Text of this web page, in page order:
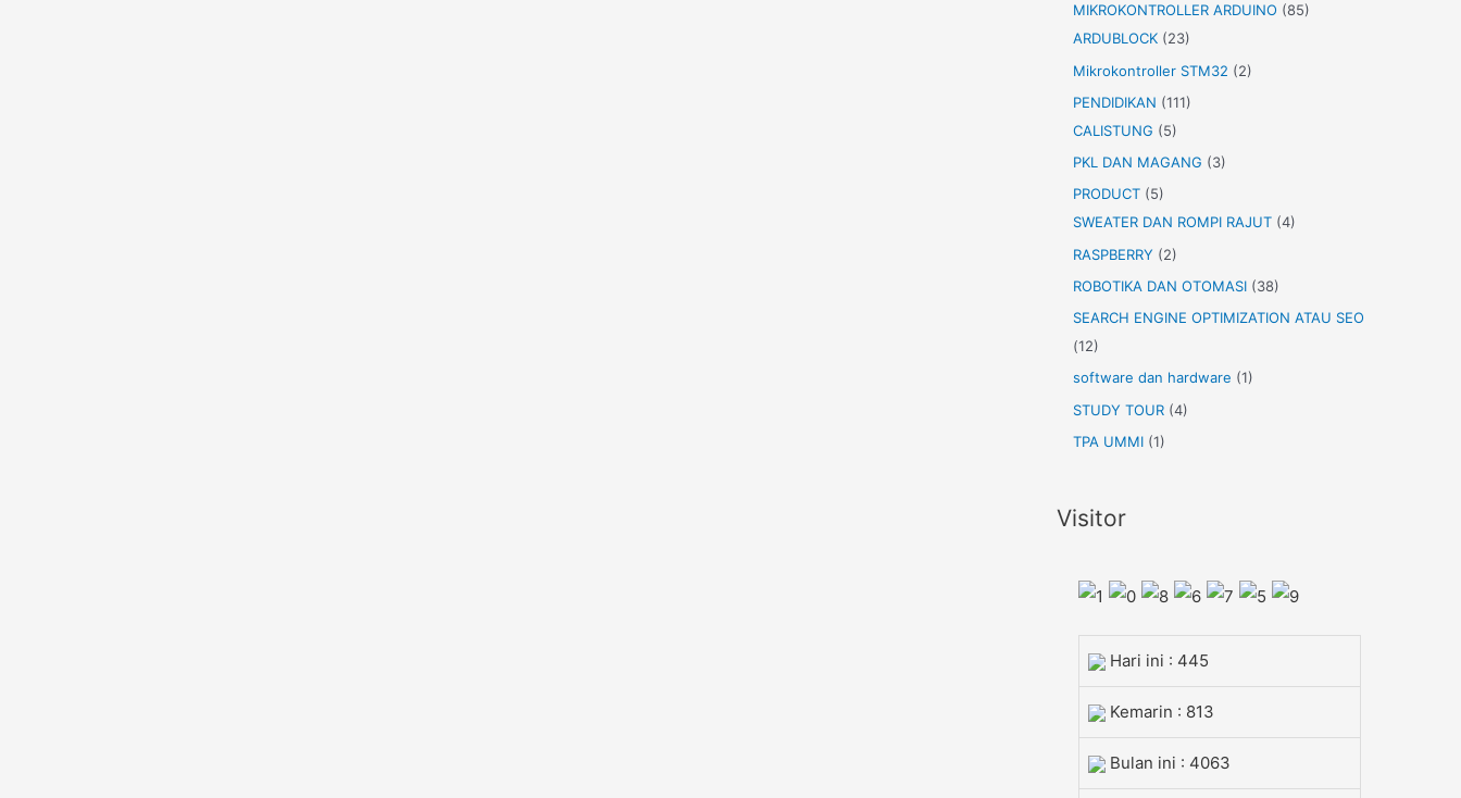
MIKROKONTROLLER ARDUINO (85)
ARDUBLOCK (23)
Mikrokontroller STM32 (2)
PENDIDIKAN (111)
CALISTUNG (5)
PKL DAN MAGANG (3)
PRODUCT (5)
SWEATER DAN ROMPI RAJUT (4)
RASPBERRY (2)
ROBOTIKA DAN OTOMASI (38)
SEARCH ENGINE OPTIMIZATION ATAU SEO
(12)
software dan hardware (1)
STUDY TOUR (4)
TPA UMMI (1)
Visitor
Hari ini : 445
Kemarin : 813
Bulan ini : 4063